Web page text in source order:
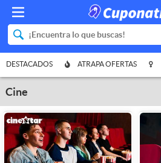
DESTACADOS ATRAPA OFERTAS
Cine